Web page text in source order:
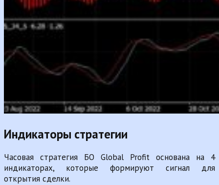
Индикаторы стратегии
Часовая стратегия БО Global Profit основана на 4
индикаторах, которые формируют сигнал для
открытия сделки.